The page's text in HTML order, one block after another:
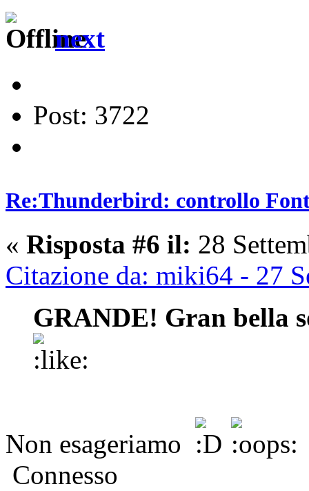
next
Post: 3722
Re:Thunderbird: controllo
« Risposta #6 il: 28
Citazione da: miki64 - 27
GRANDE! Gran bella
Non esageriamo
Connesso